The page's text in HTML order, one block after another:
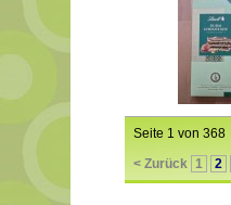
Seite 1 von 368
< Zurück 1 2